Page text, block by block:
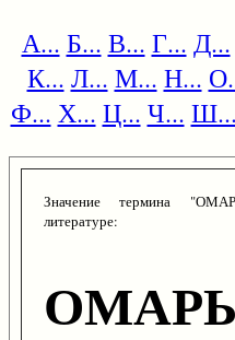
А... Б... В... Г... Д...
К... Л... М... Н...
Ф... Х... Ц... Ч... Ш...
Значение термина
литературе: